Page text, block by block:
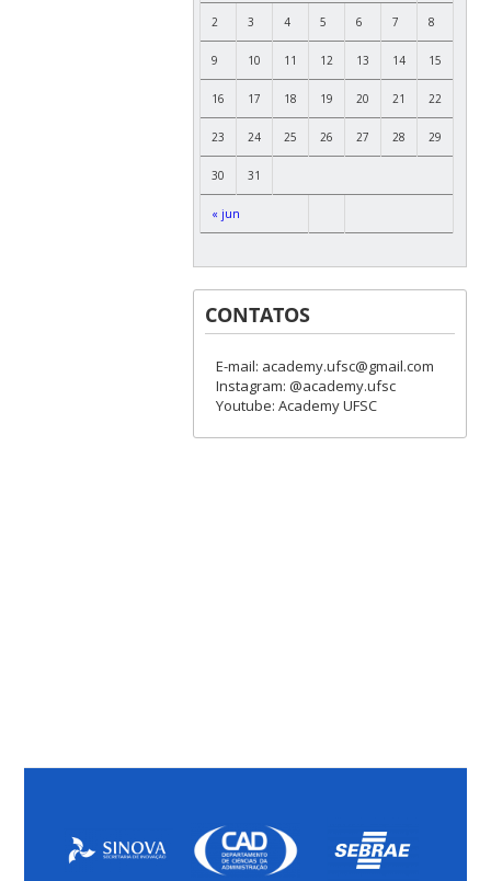
« jun
2 3 4 5 6 7 8
9 10 11 12 13 14 15
16 17 18 19 20 21 22
23 24 25 26 27 28 29
30 31
CONTATOS
E-mail: academy.ufsc@gmail.com
Instagram: @academy.ufsc
Youtube: Academy UFSC